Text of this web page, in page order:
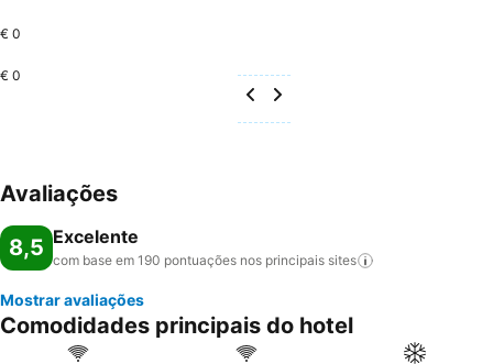
€ 0
€ 0
Avaliações
8,5 Excelente
com base em 190 pontuações nos principais sites
Mostrar avaliações
Comodidades principais do hotel